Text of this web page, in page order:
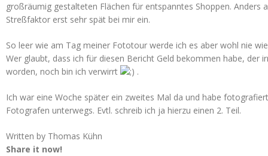
großräumig gestalteten Flächen für entspanntes Shoppen. Anders
Streßfaktor erst sehr spät bei mir ein.
So leer wie am Tag meiner Fototour werde ich es aber wohl nie
Wer glaubt, dass ich für diesen Bericht Geld bekommen habe, der
worden, noch bin ich verwirrt
.
Ich war eine Woche später ein zweites Mal da und habe
Fotografen unterwegs. Evtl. schreib ich ja hierzu einen 2. Teil.
Written by Thomas Kühn
Share it now!